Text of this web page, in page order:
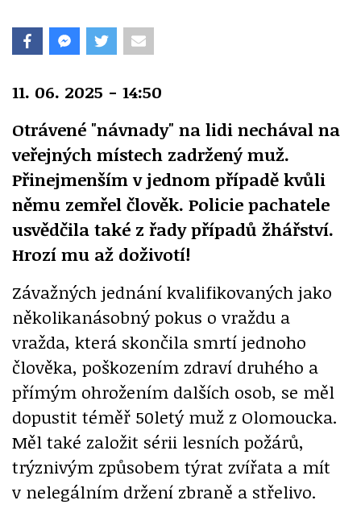
11. 06. 2025 - 14:50
Otrávené "návnady" na lidi nechával na
veřejných místech zadržený muž.
Přinejmenším v jednom případě kvůli
němu zemřel člověk. Policie pachatele
usvědčila také z řady případů žhářství.
Hrozí mu až doživotí!
Závažných jednání kvalifikovaných jako
několikanásobný pokus o vraždu a
vražda, která skončila smrtí jednoho
člověka, poškozením zdraví druhého a
přímým ohrožením dalších osob, se měl
dopustit téměř 50letý muž z Olomoucka.
Měl také založit sérii lesních požárů,
trýznivým způsobem týrat zvířata a mít
v nelegálním držení zbraně a střelivo.